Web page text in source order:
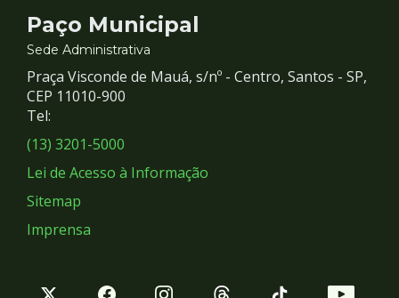
Contato
e
Redes
Sociais
Paço Municipal
Sede Administrativa
Praça Visconde de Mauá, s/nº - Centro, Santos - SP,
CEP 11010-900
Tel:
(13) 3201-5000
Lei de Acesso à Informação
Sitemap
Imprensa